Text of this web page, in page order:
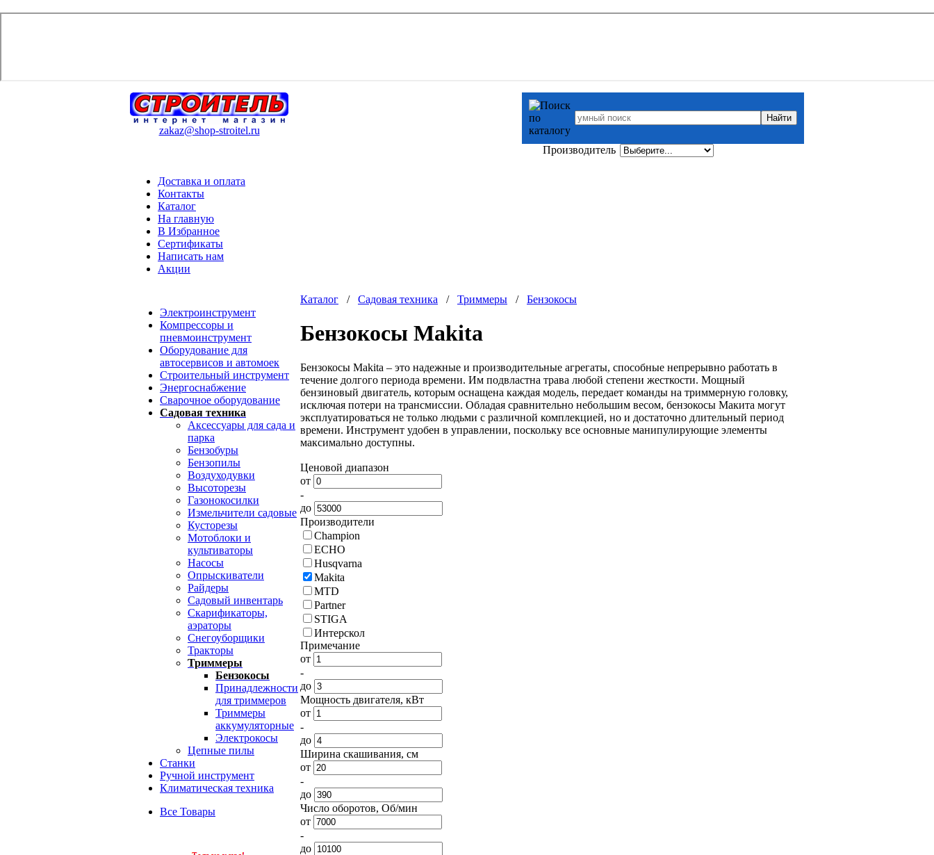
zakaz@shop-stroitel.ru
Производитель
Доставка и оплата
Контакты
Каталог
На главную
В Избранное
Сертификаты
Написать нам
Акции
Электроинструмент
Компрессоры и
пневмоинструмент
Оборудование для
автосервисов и автомоек
Строительный инструмент
Энергоснабжение
Сварочное оборудование
Садовая техника
Аксессуары для сада и
парка
Бензобуры
Бензопилы
Воздуходувки
Высоторезы
Газонокосилки
Измельчители садовые
Кусторезы
Мотоблоки и
культиваторы
Насосы
Опрыскиватели
Райдеры
Садовый инвентарь
Скарификаторы,
аэраторы
Снегоуборщики
Тракторы
Триммеры
Бензокосы
Принадлежности
для триммеров
Триммеры
аккумуляторные
Электрокосы
Цепные пилы
Станки
Ручной инструмент
Климатическая техника
Все Товары
Каталог / Садовая техника / Триммеры / Бензокосы
Бензокосы Makita
Бензокосы Makita – это надежные и производительные агрегаты, способные непрерывно работать в
течение долгого периода времени. Им подвластна трава любой степени жесткости. Мощный
бензиновый двигатель, которым оснащена каждая модель, передает команды на триммерную головку,
исключая потери на трансмиссии. Обладая сравнительно небольшим весом, бензокосы Макита могут
эксплуатироваться не только людьми с различной комплекцией, но и достаточно длительный период
времени. Инструмент удобен в управлении, поскольку все основные манипулирующие элементы
максимально доступны.
Ценовой диапазон
от
-
до
Производители
Champion
ECHO
Husqvarna
Makita
MTD
Partner
STIGA
Интерскол
Примечание
от
-
до
Мощность двигателя, кВт
от
-
до
Ширина скашивания, см
от
-
до
Число оборотов, Об/мин
от
-
до